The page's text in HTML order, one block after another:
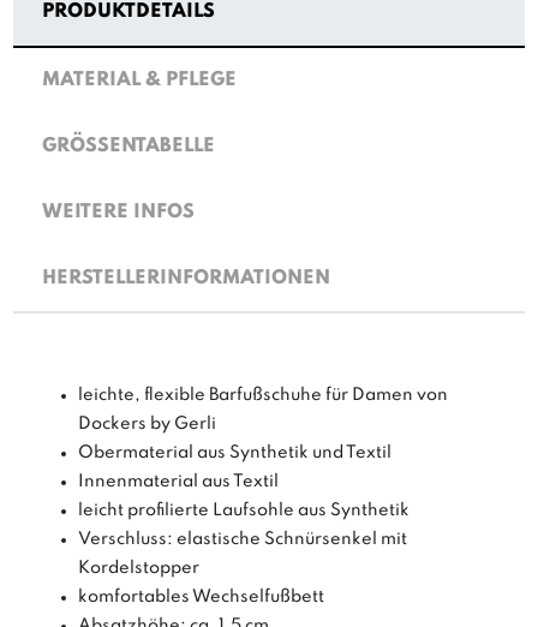
PRODUKTDETAILS
MATERIAL & PFLEGE
GRÖSSENTABELLE
WEITERE INFOS
HERSTELLERINFORMATIONEN
leichte, flexible Barfußschuhe für Damen von
Dockers by Gerli
Obermaterial aus Synthetik und Textil
Innenmaterial aus Textil
leicht profilierte Laufsohle aus Synthetik
Verschluss: elastische Schnürsenkel mit
Kordelstopper
komfortables Wechselfußbett